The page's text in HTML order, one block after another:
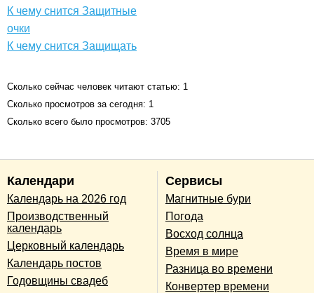
К чему снится Защитные
очки
К чему снится Защищать
Сколько сейчас человек читают статью: 1
Сколько просмотров за сегодня: 1
Сколько всего было просмотров: 3705
Календари
Календарь на 2026 год
Производственный
календарь
Церковный календарь
Календарь постов
Годовщины свадеб
Сервисы
Магнитные бури
Погода
Восход солнца
Время в мире
Разница во времени
Конвертер времени